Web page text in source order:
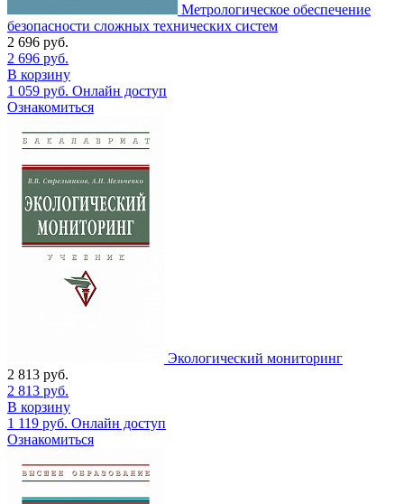
Метрологическое обеспечение
безопасности сложных технических систем
2 696 руб.
2 696 руб.
В корзину
1 059 руб. Онлайн доступ
Ознакомиться
Экологический мониторинг
2 813 руб.
2 813 руб.
В корзину
1 119 руб. Онлайн доступ
Ознакомиться